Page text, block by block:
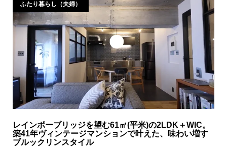
ふたり暮らし（夫婦）
レインボーブリッジを望む61㎡(平米)の2LDK＋WIC。
築41年ヴィンテージマンションで叶えた、味わい増す
ブルックリンスタイル